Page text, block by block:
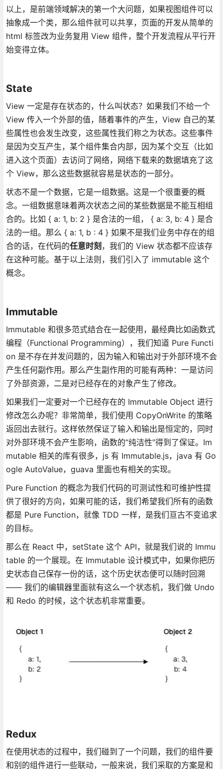
以上，是前端领域解决的第一个大问题，如果视图组件可以
抽象成一个类，那么组件就可以共享，页面的开发从简单的
html 标签改为业务复用 View 组件，整个开发流程从平行开
始变得立体。
State
View 一定是存在状态的，什么叫状态？如果我们不给一个
View 传入一个外部的值，随着事件的产生，View 自己的某
些属性也会发生改变，这些属性我们称之为状态。这些事件
是因为交互产生，某个组件集合内部，因为某个交互（比如
进入这个页面）去访问了网络，网络下载来的数据填充了这
个 View，那么这些数据就容易是状态的一部分。
状态不是一个数据，它是一组数据。这是一个很重要的概
念。一组数据意味着两次状态之间的某些数据是不能互相组
合的。比如 { a: 1, b: 2 } 是合法的一组， { a: 3, b: 4 } 是合
法的一组。那么 { a: 1, b : 4 } 如果不是我们业务中存在的组
合的话，在代码的任意时刻 ，我们的 View 状态都不应该存
在这种可能。基于以上法则，我们引入了 immutable 这个
概念。
Immutable
Immutable 和很多范式结合在一起使用，最经典比如函数式
编程（Functional Programming），我们知道 Pure Functi
on 是不存在并发问题的，因为输入和输出对于外部环境不会
产生任何副作用。那么产生副作用的可能有两种：一是访问
了外部资源，二是对已经存在的对象产生了修改。
如果我们一定要对一个已经存在的 Immutable Object 进行
修改怎么办呢？非常简单，我们使用 CopyOnWrite 的策略
返回出去就行。这样依然保证了输入和输出是恒定的，同时
对外部环境不会产生影响，函数的“纯洁性”得到了保证。Im
mutable 相关的库有很多，js 有 Immutable.js，java 有 Go
ogle AutoValue，guava 里面也有相关的实现。
Pure Function 的概念为我们代码的可测试性和可维护性提
供了很好的方向，如果可能的话，我们希望我们所有的函数
都是 Pure Function，就像 TDD 一样，是我们亘古不变追求
的目标。
那么在 React 中，setState 这个 API，就是我们说的 Immu
table 的一个展现。在 Immutable 设计模式中，如果你把历
史状态自己保存一份的话，这个历史状态便可以随时回溯
—— 我们的编辑器里面就有这么一个状态机，我们做 Undo
和 Redo 的时候，这个状态机非常重要。
Redux
在使用状态的过程中，我们碰到了一个问题，我们的组件要
和别的组件进行一些联动，一般来说，我们采取的方案是和